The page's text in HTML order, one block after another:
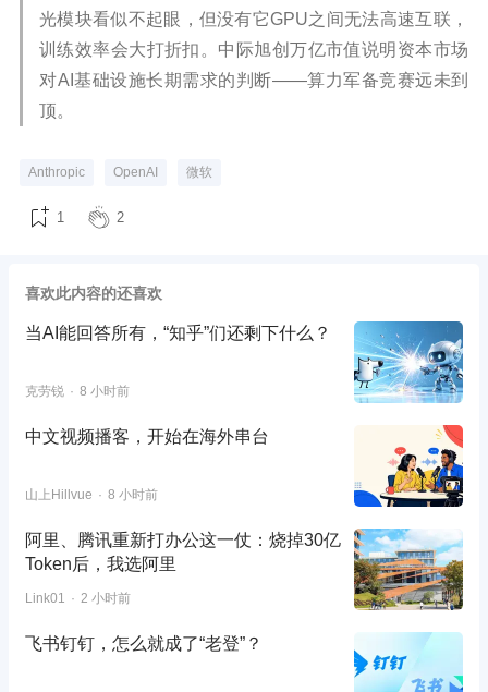
光模块看似不起眼，但没有它GPU之间无法高速互联，
训练效率会大打折扣。中际旭创万亿市值说明资本市场
对AI基础设施长期需求的判断——算力军备竞赛远未到
顶。
Anthropic OpenAI 微软
1 2
喜欢此内容的还喜欢
当AI能回答所有，“知乎”们还剩下什么？
克劳锐 8 小时前
中文视频播客，开始在海外串台
山上Hillvue 8 小时前
阿里、腾讯重新打办公这一仗：烧掉30亿
Token后，我选阿里
Link01 2 小时前
飞书钉钉，怎么就成了“老登”？